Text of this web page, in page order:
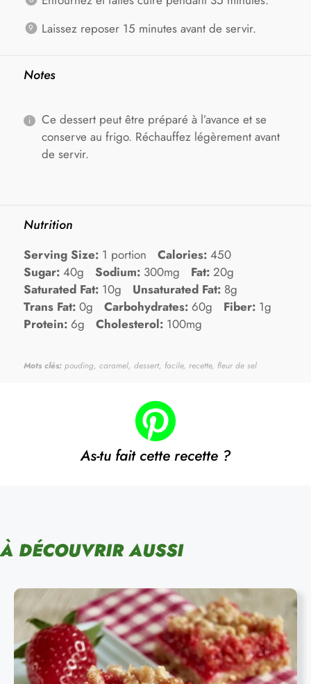
Laissez reposer 15 minutes avant de servir.
Notes
Ce dessert peut être préparé à l’avance et se
conserve au frigo. Réchauffez légèrement avant
de servir.
Nutrition
Serving Size: 1 portion Calories: 450
Sugar: 40g Sodium: 300mg Fat: 20g
Saturated Fat: 10g Unsaturated Fat: 8g
Trans Fat: 0g Carbohydrates: 60g Fiber: 1g
Protein: 6g Cholesterol: 100mg
Mots clés: pouding, caramel, dessert, facile, recette, fleur de sel
As-tu fait cette recette ?
À DÉCOUVRIR AUSSI